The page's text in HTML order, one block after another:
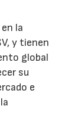
la
y tienen
global
su
e